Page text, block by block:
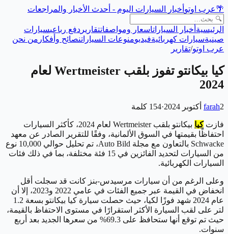
🌴عرب اوتو أخبار السيارات اليوم - أحدث الأخبار والمراجعات
الرئيسية أخبار السياراتاسعار ومواصفاتتقارير دفع رباعيسيارات
صينيةسيارات كهربائيةفيديومنوعات السياراتنصائح وأفكار من نحن
عرب اوتو/تقارير
كيا بيكانتو تفوز بلقب Wertmeister لعام
2024
farah2 أكتوبر 2024 ·
154 كلمة
فازتكيا
بيكانتو بلقب Wertmeister لعام 2024، كأكثر السيارات
احتفاظًا بقيمتها في السوق الألمانية، وفقًا للتقرير الصادر عن معهد
Schwacke بالتعاون مع مجلة Auto Bild، تم تحليل حوالي 10,000 نوع
من السيارات لتحديد الفائزين في 15 فئة مختلفة، بما في ذلك فئات
السيارات الكهربائية.
وعلى الرغم من أن سيارات مرسيدس-بنز كانت قد سجلت أقل
انخفاض في القيمة عبر جميع الفئات في عامي 2022 و2023، إلا أن
عام 2024 شهد فوزًا لكيا، حيث حصلت سيارة كيا بيكانتو بسعة 1.2
لتر على لقب السيارة الأكثر استقرارًا في مستوى الاحتفاظ بالقيمة،
حيث تم توقع أنها ستحافظ على 69.3% من سعرها الجديد بعد أربع
سنوات.